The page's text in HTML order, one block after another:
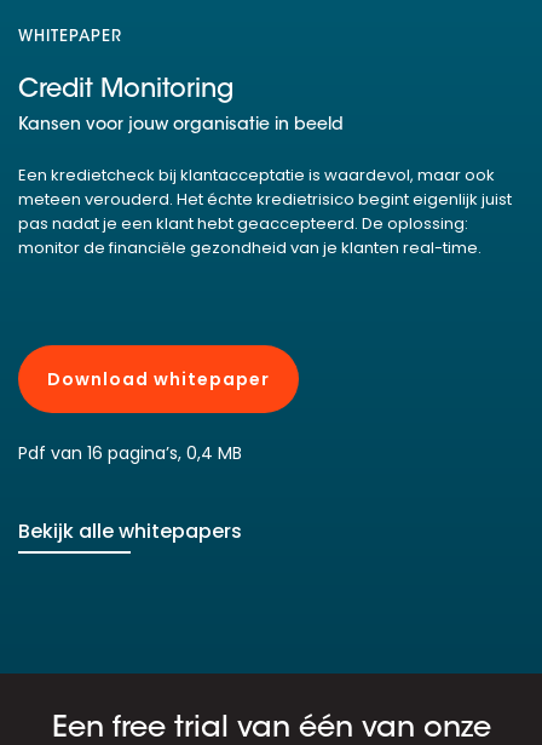
WHITEPAPER
Credit Monitoring
Kansen voor jouw organisatie in beeld
Een kredietcheck bij klantacceptatie is waardevol, maar ook
meteen verouderd. Het échte kredietrisico begint eigenlijk juist
pas nadat je een klant hebt geaccepteerd. De oplossing:
monitor de financiële gezondheid van je klanten real-time.
Download whitepaper
Pdf van 16 pagina’s, 0,4 MB
Bekijk alle whitepapers
Een free trial van één van onze